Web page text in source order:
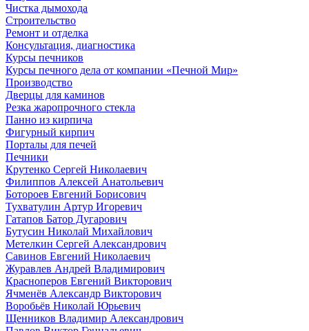
Чистка дымохода
Строительство
Ремонт и отделка
Консультация, диагностика
Курсы печников
Курсы печного дела от компании «Печной Мир»
Производство
Дверцы для каминов
Резка жаропрочного стекла
Панно из кирпича
Фигурный кирпич
Порталы для печей
Печники
Крутенко Сергей Николаевич
Филиппов Алексей Анатольевич
Ботороев Евгений Борисович
Тухватулин Артур Игоревич
Гатапов Батор Дугарович
Бутусин Николай Михайлович
Метелкин Сергей Александрович
Савинов Евгений Николаевич
Журавлев Андрей Владимирович
Красноперов Евгений Викторович
Ячменёв Александр Викторович
Воробьёв Николай Юрьевич
Щенников Владимир Александрович